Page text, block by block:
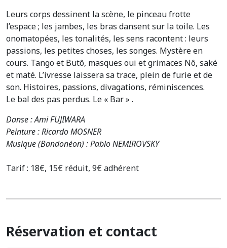
Leurs corps dessinent la scène, le pinceau frotte
l’espace ; les jambes, les bras dansent sur la toile. Les
onomatopées, les tonalités, les sens racontent : leurs
passions, les petites choses, les songes. Mystère en
cours. Tango et Butô, masques oui et grimaces Nô, saké
et maté. L’ivresse laissera sa trace, plein de furie et de
son. Histoires, passions, divagations, réminiscences.
Le bal des pas perdus. Le « Bar » .
Danse : Ami FUJIWARA
Peinture : Ricardo MOSNER
Musique (Bandonéon) : Pablo NEMIROVSKY
Tarif : 18€, 15€ réduit, 9€ adhérent
Réservation et contact